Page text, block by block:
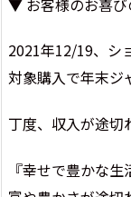
2021年12/19、シ
対象購入で年末ジ
丁度、収入が途切
『幸せで豊かな